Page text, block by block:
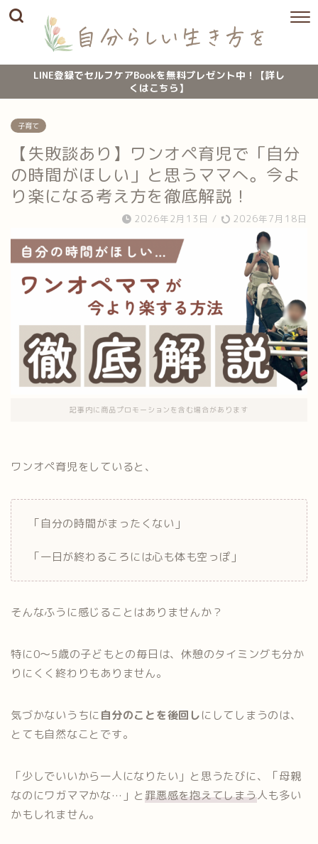
LINE登録でセルフケアBookを無料プレゼント中！【詳し
くはこちら】
子育て
【失敗談あり】ワンオペ育児で「自分
の時間がほしい」と思うママへ。今よ
り楽になる考え方を徹底解説！
2026年2月13日 / 2026年7月18日
記事内に商品プロモーションを含む場合があります
ワンオペ育児をしていると、
「自分の時間がまったくない」
「一日が終わるころには心も体も空っぽ」
そんなふうに感じることはありませんか？
特に0〜5歳の子どもとの毎日は、休憩のタイミングも分か
りにくく終わりもありません。
気づかないうちに自分のことを後回しにしてしまうのは、
とても自然なことです。
「少しでいいから一人になりたい」と思うたびに、「母親
なのにワガママかな…」と罪悪感を抱えてしまう人も多い
かもしれません。